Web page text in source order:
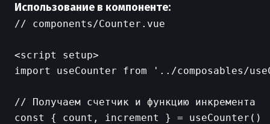
Использование в компоненте:
// components/Counter.vue
<script setup>
import useCounter from '../composables/
// Получаем счетчик и функцию инкремента
const { count, increment } = useCounter()